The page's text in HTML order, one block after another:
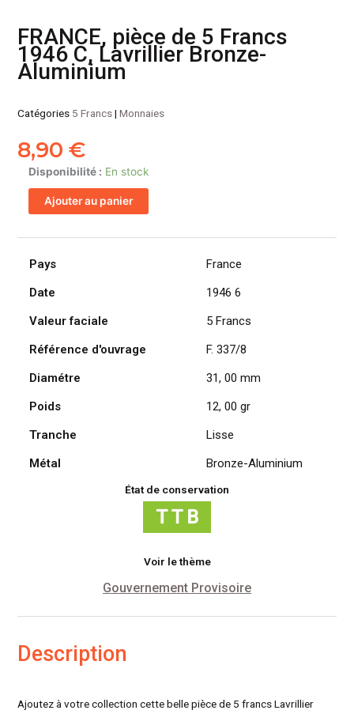
FRANCE, pièce de 5 Francs
1946 C, Lavrillier Bronze-
Aluminium
Catégories 5 Francs|Monnaies
8,90€
Disponibilité : En stock
quantité
de
FRANCE,
de
1946
Lavrillier
Bronze-
Ajouter au panier
Pays
France
Date
1946 6
Valeur faciale
5 Francs
Référence d'ouvrage
F. 337/8
Diamétre
31, 00 mm
Poids
12, 00 gr
Tranche
Lisse
Métal
Bronze-Aluminium
État de conservation
Voir le thème
Gouvernement Provisoire
Description
Ajoutez à votre collection cette belle pièce de 5 francs Lavrillier